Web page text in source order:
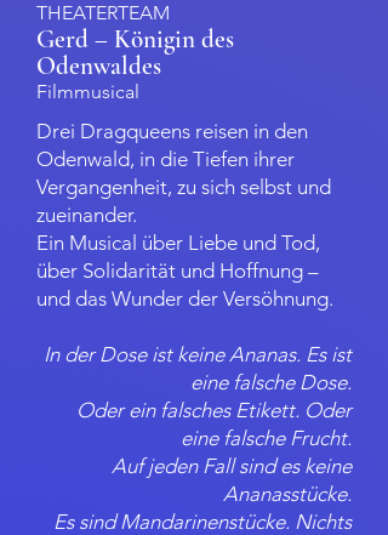
THEATERTEAM
Gerd – Königin des
Odenwaldes
Filmmusical
Drei Dragqueens reisen in den
Odenwald, in die Tiefen ihrer
Vergangenheit, zu sich selbst und
zueinander.
Ein Musical über Liebe und Tod,
über Solidarität und Hoffnung –
und das Wunder der Versöhnung.
In der Dose ist keine Ananas. Es ist
eine falsche Dose.
Oder ein falsches Etikett. Oder
eine falsche Frucht.
Auf jeden Fall sind es keine
Ananasstücke.
Es sind Mandarinenstücke. Nichts